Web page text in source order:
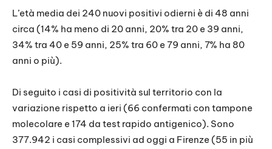
L’età media dei 240 nuovi positivi odierni è di 48 anni
circa (14% ha meno di 20 anni, 20% tra 20 e 39 anni,
34% tra 40 e 59 anni, 25% tra 60 e 79 anni, 7% ha 80
anni o più).
Di seguito i casi di positività sul territorio con la
variazione rispetto a ieri (66 confermati con tampone
molecolare e 174 da test rapido antigenico). Sono
377.942 i casi complessivi ad oggi a Firenze (55 in più